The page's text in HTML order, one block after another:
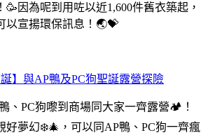
🥳因為呢到用咗以近1,600件舊衣築起，
以宣揚環保訊息！🌏💝
誕】與AP鴨及PC狗聖誕露營探險
、PC狗嚟到商場同大家一齊露營🏕️！
好夢幻❄️🎄，可以同AP鴨、PC狗一齊瘋